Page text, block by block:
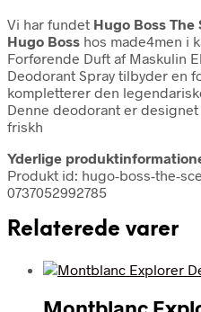
Vi har fundet Hugo Boss
Hugo Boss hos made4men i
Forførende Duft af Maskulin
Deodorant Spray tilbyder en
kompletterer den
Denne deodorant er
friskh
Yderlige
Produkt id: hugo-boss-the-
0737052992785
Relaterede varer